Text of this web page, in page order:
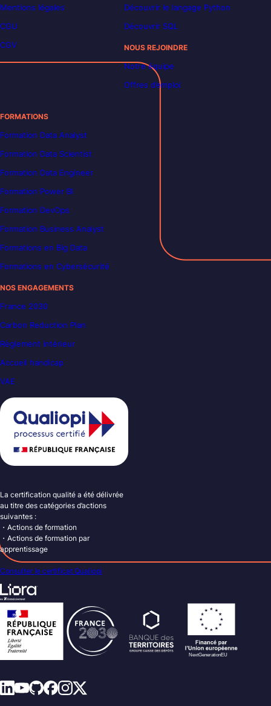
Mentions légales
CGU
CGV
Découvrir le langage Python
Découvrir SQL
NOUS REJOINDRE
Notre équipe
Offres d’emploi
FORMATIONS
Formation Data Analyst
Formation Data Scientist
Formation Data Engineer
Formation Power BI
Formation DevOps
Formation Business Analyst
Formations en Big Data
Formations en Cybersécurité
NOS ENGAGEMENTS
France 2030
Carbon Reduction Plan
Règlement intérieur
Accueil handicap
VAE
La certification qualité a été délivrée
au titre des catégories d’actions
suivantes :
・Actions de formation
・Actions de formation par
apprentissage
Consulter le certificat Qualiopi